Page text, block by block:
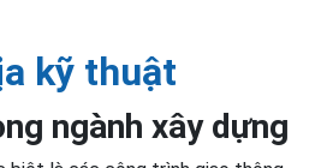
kỹ thuật
ngành xây dựng